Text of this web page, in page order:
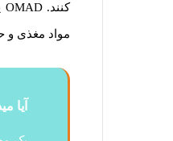
مواد مغذی و
آیا